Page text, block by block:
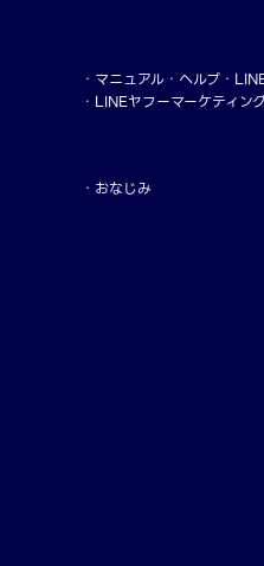
マニュアル・ヘルプ
LINEヤフーマーケティン
おなじみ